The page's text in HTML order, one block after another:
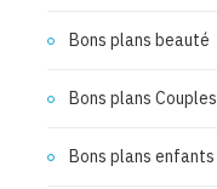
Bons plans beauté
Bons plans Couples
Bons plans enfants